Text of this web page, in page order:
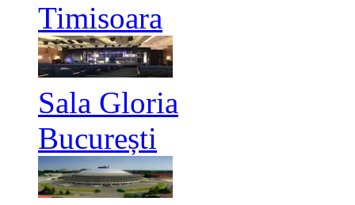
Timisoara
Sala Gloria
București